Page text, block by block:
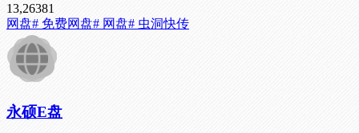
13,26381
网盘# 免费网盘# 网盘# 虫洞快传
永硕E盘